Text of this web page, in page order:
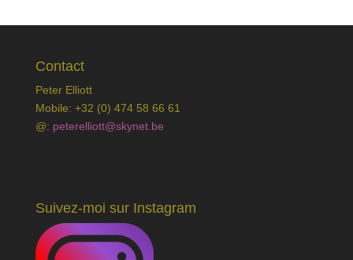
Contact
Peter Elliott
Mobile: +32 (0) 474 58 66 61
@: peterelliott@skynet.be
Suivez-moi sur Instagram